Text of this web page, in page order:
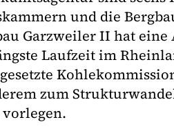
und die
Garzweiler II hat eine
Laufzeit im
zum